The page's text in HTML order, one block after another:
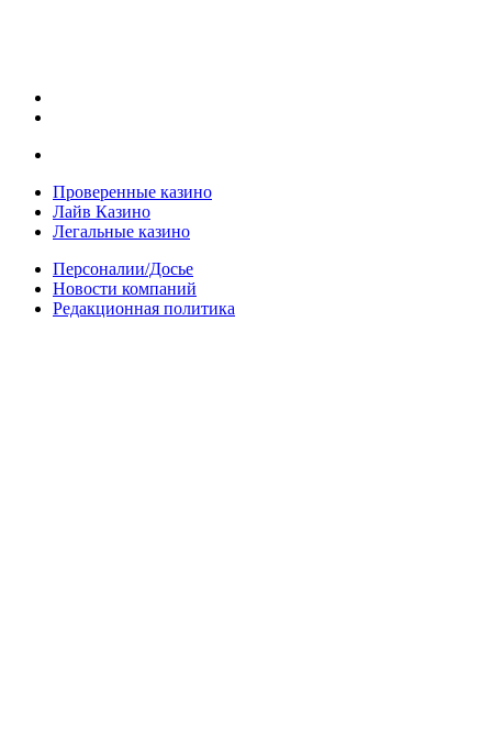
Проверенные казино
Лайв Казино
Легальные казино
Персоналии/Досье
Новости компаний
Редакционная политика